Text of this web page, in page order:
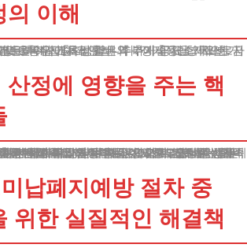
의 이해
자산 가치 등을 종합적으로 검토하게 됩니다.
있습니다.
산정에 영향을 주는 핵
정받을 수 있으며, 이는 생활비 산정에 직접적인 영향을 미칩니다.
한 치료비, 자녀 학자금, 노인 부양비용 등은 추가 공제 항목으로 인정받을 수 있습니다.
도박 등 사행성 채무는 불이익을 받을 수 있으므로, 정당한 생활비나 사업 자금으로 사용된 내역을 입증하는 것이 중요합니다.
납폐지예방 절차 중
위한 실질적인 해결책